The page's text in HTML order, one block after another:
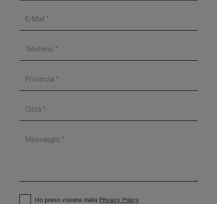
Ho preso visione della Privacy Policy